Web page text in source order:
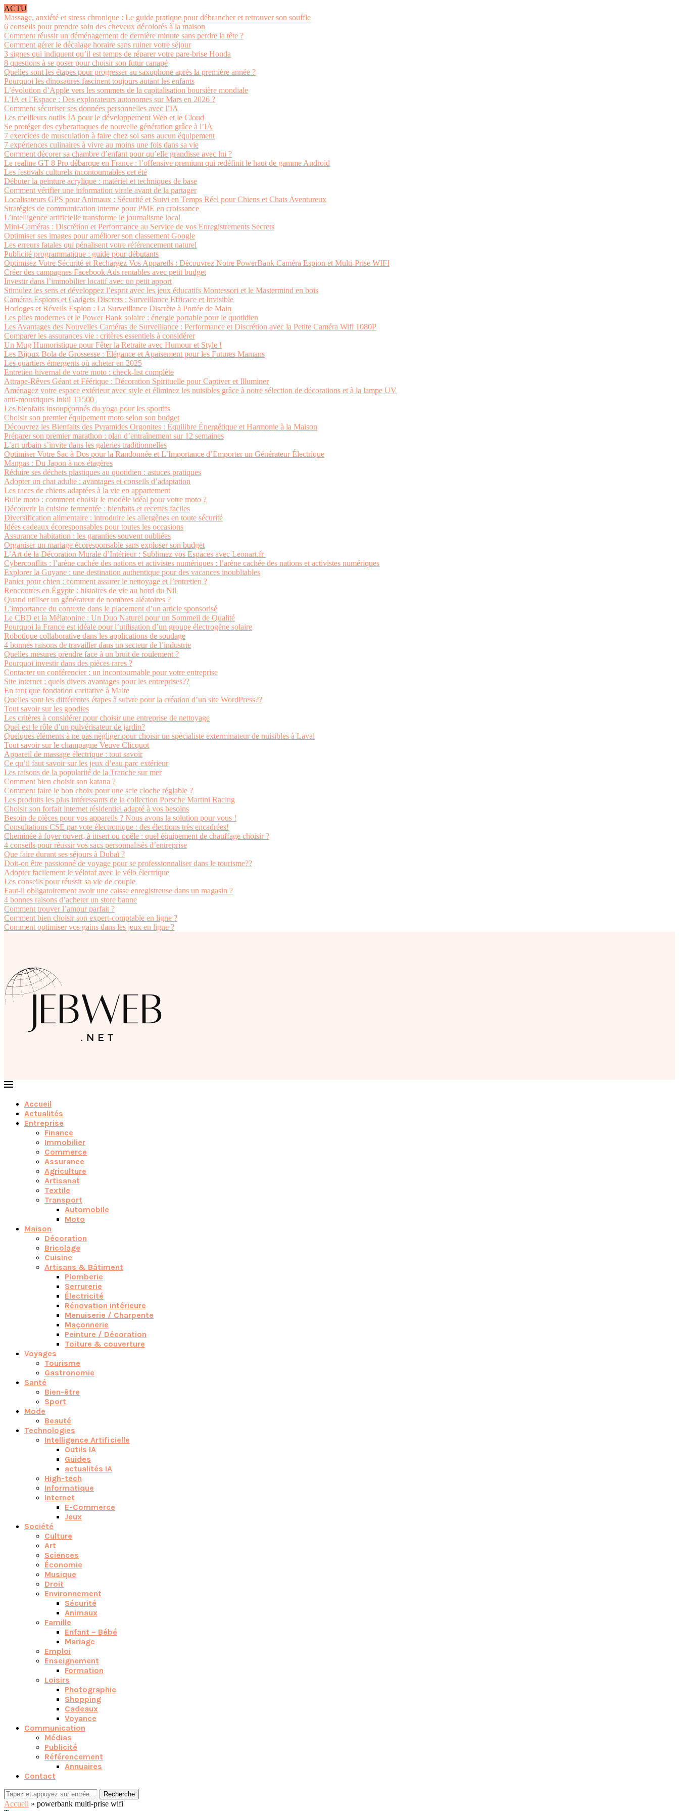
ACTU
Massage, anxiété et stress chronique : Le guide pratique pour débrancher et retrouver son souffle
6 conseils pour prendre soin des cheveux décolorés à la maison
Comment réussir un déménagement de dernière minute sans perdre la tête ?
Comment gérer le décalage horaire sans ruiner votre séjour
3 signes qui indiquent qu’il est temps de réparer votre pare-brise Honda
8 questions à se poser pour choisir son futur canapé
Quelles sont les étapes pour progresser au saxophone après la première année ?
Pourquoi les dinosaures fascinent toujours autant les enfants
L’évolution d’Apple vers les sommets de la capitalisation boursière mondiale
L’IA et l’Espace : Des explorateurs autonomes sur Mars en 2026 ?
Comment sécuriser ses données personnelles avec l’IA
Les meilleurs outils IA pour le développement Web et le Cloud
Se protéger des cyberattaques de nouvelle génération grâce à l’IA
7 exercices de musculation à faire chez soi sans aucun équipement
7 expériences culinaires à vivre au moins une fois dans sa vie
Comment décorer sa chambre d’enfant pour qu’elle grandisse avec lui ?
Le realme GT 8 Pro débarque en France : l’offensive premium qui redéfinit le haut de gamme Android
Les festivals culturels incontournables cet été
Débuter la peinture acrylique : matériel et techniques de base
Comment vérifier une information virale avant de la partager
Localisateurs GPS pour Animaux : Sécurité et Suivi en Temps Réel pour Chiens et Chats Aventureux
Stratégies de communication interne pour PME en croissance
L’intelligence artificielle transforme le journalisme local
Mini-Caméras : Discrétion et Performance au Service de vos Enregistrements Secrets
Optimiser ses images pour améliorer son classement Google
Les erreurs fatales qui pénalisent votre référencement naturel
Publicité programmatique : guide pour débutants
Optimisez Votre Sécurité et Rechargez Vos Appareils : Découvrez Notre PowerBank Caméra Espion et Multi-Prise WIFI
Créer des campagnes Facebook Ads rentables avec petit budget
Investir dans l’immobilier locatif avec un petit apport
Stimulez les sens et développez l’esprit avec les jeux éducatifs Montessori et le Mastermind en bois
Caméras Espions et Gadgets Discrets : Surveillance Efficace et Invisible
Horloges et Réveils Espion : La Surveillance Discrète à Portée de Main
Les piles modernes et le Power Bank solaire : énergie portable pour le quotidien
Les Avantages des Nouvelles Caméras de Surveillance : Performance et Discrétion avec la Petite Caméra Wifi 1080P
Comparer les assurances vie : critères essentiels à considérer
Un Mug Humoristique pour Fêter la Retraite avec Humour et Style !
Les Bijoux Bola de Grossesse : Élégance et Apaisement pour les Futures Mamans
Les quartiers émergents où acheter en 2025
Entretien hivernal de votre moto : check-list complète
Attrape-Rêves Géant et Féérique : Décoration Spirituelle pour Captiver et Illuminer
Aménagez votre espace extérieur avec style et éliminez les nuisibles grâce à notre sélection de décorations et à la lampe UV
anti-moustiques Inkil T1500
Les bienfaits insoupçonnés du yoga pour les sportifs
Choisir son premier équipement moto selon son budget
Découvrez les Bienfaits des Pyramides Orgonites : Équilibre Énergétique et Harmonie à la Maison
Préparer son premier marathon : plan d’entraînement sur 12 semaines
L’art urbain s’invite dans les galeries traditionnelles
Optimiser Votre Sac à Dos pour la Randonnée et L’Importance d’Emporter un Générateur Électrique
Mangas : Du Japon à nos étagères
Réduire ses déchets plastiques au quotidien : astuces pratiques
Adopter un chat adulte : avantages et conseils d’adaptation
Les races de chiens adaptées à la vie en appartement
Bulle moto : comment choisir le modèle idéal pour votre moto ?
Découvrir la cuisine fermentée : bienfaits et recettes faciles
Diversification alimentaire : introduire les allergènes en toute sécurité
Idées cadeaux écoresponsables pour toutes les occasions
Assurance habitation : les garanties souvent oubliées
Organiser un mariage écoresponsable sans exploser son budget
L’Art de la Décoration Murale d’Intérieur : Sublimez vos Espaces avec Leonart.fr
Cyberconflits : l’arène cachée des nations et activistes numériques : l’arène cachée des nations et activistes numériques
Explorer la Guyane : une destination authentique pour des vacances inoubliables
Panier pour chien : comment assurer le nettoyage et l’entretien ?
Rencontres en Égypte : histoires de vie au bord du Nil
Quand utiliser un générateur de nombres aléatoires ?
L’importance du contexte dans le placement d’un article sponsorisé
Le CBD et la Mélatonine : Un Duo Naturel pour un Sommeil de Qualité
Pourquoi la France est idéale pour l’utilisation d’un groupe électrogène solaire
Robotique collaborative dans les applications de soudage
4 bonnes raisons de travailler dans un secteur de l’industrie
Quelles mesures prendre face à un bruit de roulement ?
Pourquoi investir dans des pièces rares ?
Contacter un conférencier : un incontournable pour votre entreprise
Site internet : quels divers avantages pour les entreprises??
En tant que fondation caritative à Malte
Quelles sont les différentes étapes à suivre pour la création d’un site WordPress??
Tout savoir sur les goodies
Les critères à considérer pour choisir une entreprise de nettoyage
Quel est le rôle d’un pulvérisateur de jardin?
Quelques éléments à ne pas négliger pour choisir un spécialiste exterminateur de nuisibles à Laval
Tout savoir sur le champagne Veuve Clicquot
Appareil de massage électrique : tout savoir
Ce qu’il faut savoir sur les jeux d’eau parc extérieur
Les raisons de la popularité de la Tranche sur mer
Comment bien choisir son katana ?
Comment faire le bon choix pour une scie cloche réglable ?
Les produits les plus intéressants de la collection Porsche Martini Racing
Choisir son forfait internet résidentiel adapté à vos besoins
Besoin de pièces pour vos appareils ? Nous avons la solution pour vous !
Consultations CSE par vote électronique : des élections très encadrées!
Cheminée à foyer ouvert, à insert ou poêle : quel équipement de chauffage choisir ?
4 conseils pour réussir vos sacs personnalisés d’entreprise
Que faire durant ses séjours à Dubaï ?
Doit-on être passionné de voyage pour se professionnaliser dans le tourisme??
Adopter facilement le vélotaf avec le vélo électrique
Les conseils pour réussir sa vie de couple
Faut-il obligatoirement avoir une caisse enregistreuse dans un magasin ?
4 bonnes raisons d’acheter un store banne
Comment trouver l’amour parfait ?
Comment bien choisir son expert-comptable en ligne ?
Comment optimiser vos gains dans les jeux en ligne ?
Accueil
Actualités
Entreprise
Finance
Immobilier
Commerce
Assurance
Agriculture
Artisanat
Textile
Transport
Automobile
Moto
Maison
Décoration
Bricolage
Cuisine
Artisans & Bâtiment
Plomberie
Serrurerie
Électricité
Rénovation intérieure
Menuiserie / Charpente
Maçonnerie
Peinture / Décoration
Toiture & couverture
Voyages
Tourisme
Gastronomie
Santé
Bien-être
Sport
Mode
Beauté
Technologies
Intelligence Artificielle
Outils IA
Guides
actualités IA
High-tech
Informatique
Internet
E-Commerce
Jeux
Société
Culture
Art
Sciences
Économie
Musique
Droit
Environnement
Sécurité
Animaux
Famille
Enfant – Bébé
Mariage
Emploi
Enseignement
Formation
Loisirs
Photographie
Shopping
Cadeaux
Voyance
Communication
Médias
Publicité
Référencement
Annuaires
Contact
Recherche
Accueil » powerbank multi-prise wifi